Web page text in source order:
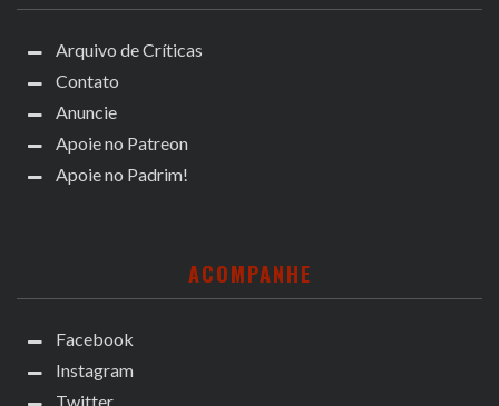
Arquivo de Críticas
Contato
Anuncie
Apoie no Patreon
Apoie no Padrim!
ACOMPANHE
Facebook
Instagram
Twitter